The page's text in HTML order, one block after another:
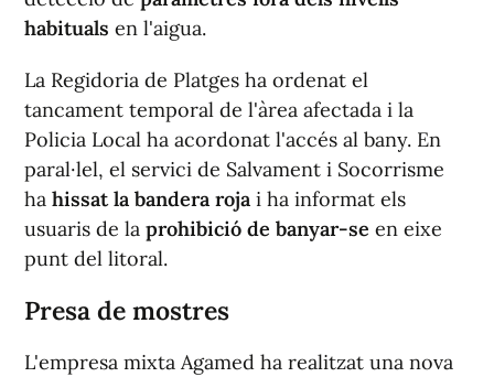
habituals en l'aigua.
La Regidoria de Platges ha ordenat el
tancament temporal de l'àrea afectada i la
Policia Local ha acordonat l'accés al bany. En
paral·lel, el servici de Salvament i Socorrisme
ha hissat la bandera roja i ha informat els
usuaris de la prohibició de banyar-se en eixe
punt del litoral.
Presa de mostres
L'empresa mixta Agamed ha realitzat una nova